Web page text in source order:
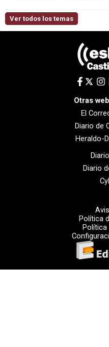
Ver todos los temas
Otras
El
Diario de
Heraldo-
Diario
Política
Política